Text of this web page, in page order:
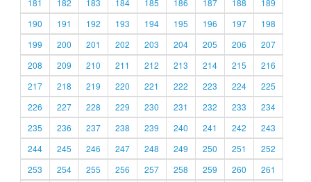
181
182 183 184 185 186 187 188
189
190
191 192 193 194 195 196 197
198
199
200 201 202 203 204 205 206
207
208
209 210 211 212 213 214 215
216
217
218 219 220 221 222 223 224
225
226
227 228 229 230 231 232 233
234
235
236 237 238 239 240 241 242
243
244
245 246 247 248 249 250 251
252
253
254 255 256 257 258 259 260
261